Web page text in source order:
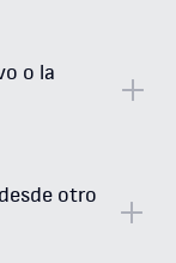
o la
otro